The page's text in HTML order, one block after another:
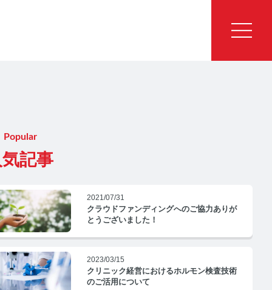
記事
Popular
2021/07/31
クラウドファンディングへのご協力ありが
とうございました！
2023/03/15
クリニック経営におけるホルモン検査技術
のご活用について